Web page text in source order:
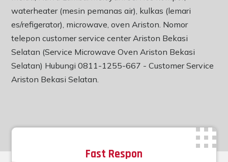
waterheater (mesin pemanas air), kulkas (lemari
es/refigerator), microwave, oven Ariston. Nomor
telepon customer service center Ariston Bekasi
Selatan (Service Microwave Oven Ariston Bekasi
Selatan) Hubungi 0811-1255-667 - Customer Service
Ariston Bekasi Selatan.
Fast Respon